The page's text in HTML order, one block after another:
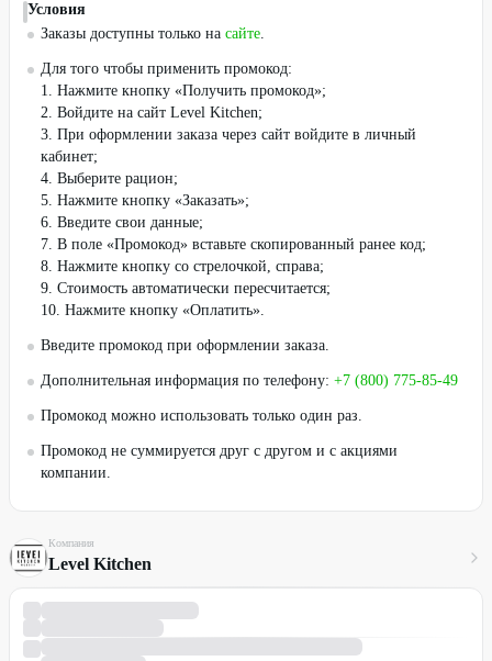
Условия
Заказы доступны только на сайте.
Для того чтобы применить промокод:
1. Нажмите кнопку «Получить промокод»;
2. Войдите на сайт Level Kitchen;
3. При оформлении заказа через сайт войдите в личный
кабинет;
4. Выберите рацион;
5. Нажмите кнопку «Заказать»;
6. Введите свои данные;
7. В поле «Промокод» вставьте скопированный ранее код;
8. Нажмите кнопку со стрелочкой, справа;
9. Стоимость автоматически пересчитается;
10. Нажмите кнопку «Оплатить».
Введите промокод при оформлении заказа.
Дополнительная информация по телефону: +7 (800) 775-85-49
Промокод можно использовать только один раз.
Промокод не суммируется друг с другом и с акциями
компании.
Компания
Level Kitchen